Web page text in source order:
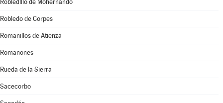
Robledillo de Mohernando
Robledo de Corpes
Romanillos de Atienza
Romanones
Rueda de la Sierra
Sacecorbo